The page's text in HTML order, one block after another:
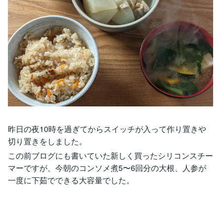
昨日の夜10時を過ぎてからスイッチが入って作り置きや
切り置きをしました。
この前ブログにも書いていた新しく買ったシリコンスチー
マーですが、今朝のコンソメ煮5〜6回分の大根、人参が
一度に下茹でできる大容量でした。